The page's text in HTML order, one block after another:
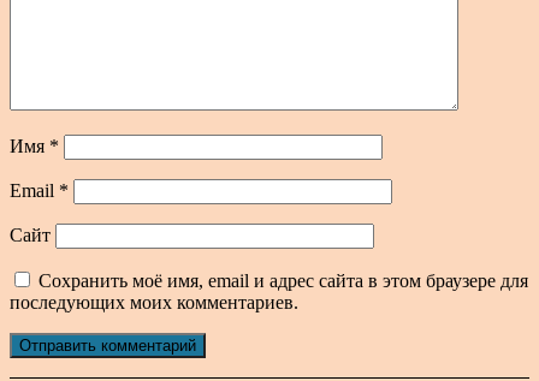
Имя *
Email *
Сайт
Сохранить моё имя, email и адрес сайта в этом браузере для
последующих моих комментариев.